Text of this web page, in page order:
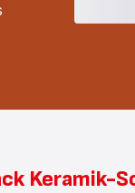
Keramik-